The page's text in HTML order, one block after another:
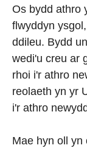
Os bydd athro
flwyddyn
ddileu. Bydd
wedi'u creu ar
rhoi i'r athro
reolaeth yn yr
i'r athro
Mae hyn oll yn